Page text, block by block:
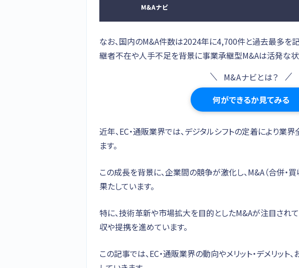
なお、国内のM&A件数は2024年に4,700件と過去最多を記
継者不在や人手不足を背景に事業承継型M&Aは活発な状
M&Aナビとは？
何ができるか見てみる
近年、EC・通販業界では、デジタルシフトの定着により業
ます。
この成長を背景に、企業間の競争が激化し、M&A（合併・
果たしています。
特に、技術革新や市場拡大を目的としたM&Aが注目され
収や提携を進めています。
この記事では、EC・通販業界の動向やメリット・デメリッ